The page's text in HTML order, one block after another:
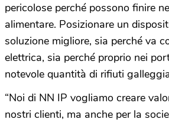
pericolose perché possono finire
alimentare. Posizionare un
soluzione migliore, sia perché va
elettrica, sia perché proprio nei
notevole quantità di rifiuti
“Noi di NN IP vogliamo creare
nostri clienti, ma anche per la